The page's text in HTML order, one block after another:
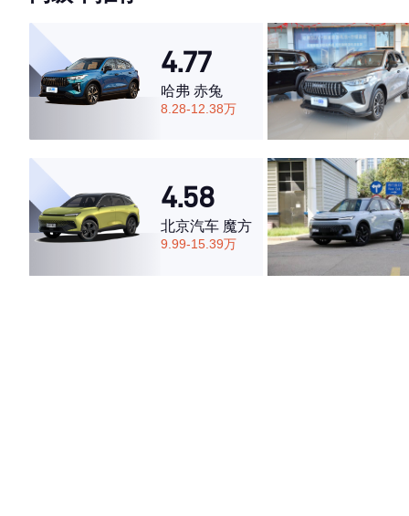
·外观表现一般，低于86%同级车
·内饰表现一般，低于55%同级车
·空间表现一般，低于68%同级车
4.77
哈弗 赤兔
8.28-12.38万
4.58
北京汽车 魔方
9.99-15.39万